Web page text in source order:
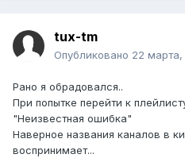
tux-tm
Опубликовано 22 марта,
Рано я обрадовался..
При попытке перейти к
"Неизвестная ошибка"
Наверное названия каналов в
воспринимает...